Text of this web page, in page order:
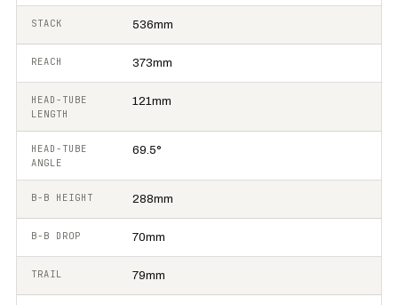
STACK 536mm
REACH 373mm
HEAD-TUBE
LENGTH
121mm
HEAD-TUBE
ANGLE
69.5°
B-B HEIGHT 288mm
B-B DROP 70mm
TRAIL 79mm